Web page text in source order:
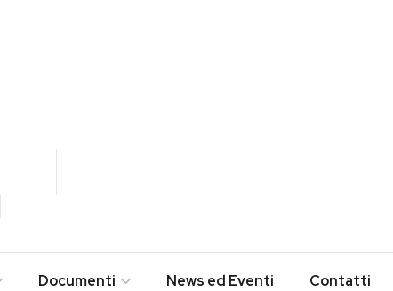
Documenti News ed Eventi Contatti